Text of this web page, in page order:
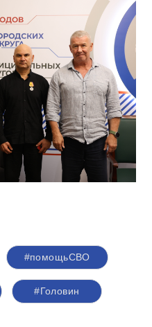
#помощьСВО
#Головин